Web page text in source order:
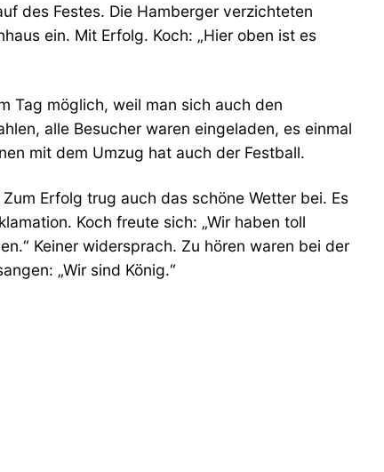
des Festes. Die Hamberger verzichteten
ein. Mit Erfolg. Koch: „Hier oben ist es
Tag möglich, weil man sich auch den
alle Besucher waren eingeladen, es einmal
mit dem Umzug hat auch der Festball.
Erfolg trug auch das schöne Wetter bei. Es
Koch freute sich: „Wir haben toll
Keiner widersprach. Zu hören waren bei der
„Wir sind König.“